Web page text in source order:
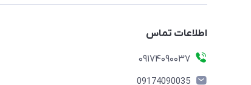
اطلاعات تماس
09174090037
09174090035